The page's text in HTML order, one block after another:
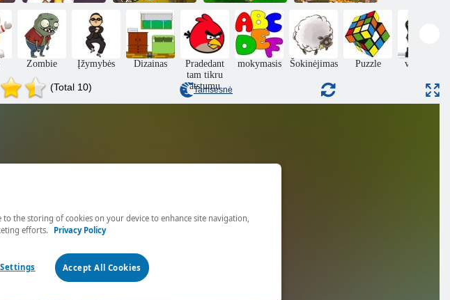
Bob plėšiką 4
„Tiger Simulator
3D“
„Maya
Adventure
Remastered“
Zombie Įžymybės Dizainas
Pradedant
tam tikru
atstumu
mokymasis Šokinėjimas Puzzle veiksmas
(Total 10) Tamsesnė